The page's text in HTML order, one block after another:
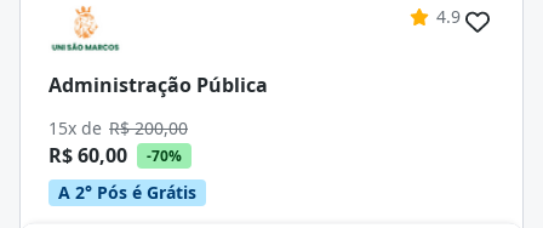
4.9
Administração Pública
15x de R$ 200,00
R$ 60,00 -70%
A 2° Pós é Grátis